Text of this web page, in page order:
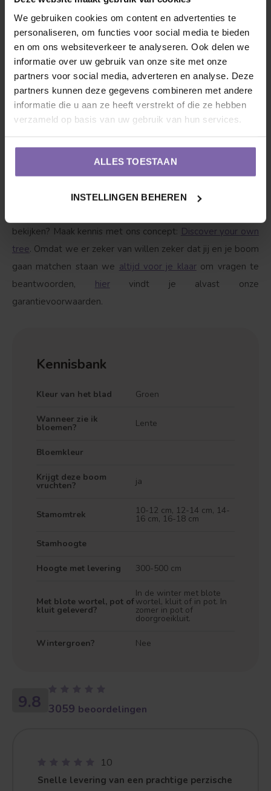
We gebruiken cookies om content en advertenties te
personaliseren, om functies voor social media te bieden
en om ons websiteverkeer te analyseren. Ook delen we
informatie over uw gebruik van onze site met onze
partners voor social media, adverteren en analyse. Deze
partners kunnen deze gegevens combineren met andere
informatie die u aan ze heeft verstrekt of die ze hebben
verzameld op basis van uw gebruik van hun services.
ALLES TOESTAAN
INSTELLINGEN BEHEREN
dat de witte berk water krijgt, maar wel pas zodra onze
vriend bladeren begint te krijgen. Met 1 tot 2 emmers
water per week wordt hij blij, als het boven de 25 graden
wordt drinkt hij graag tussen de 3-4 emmers water per
week. Boven 35 graden elke dag minimaal 1 emmer water
in de avond.
Goed om te weten
Bekijk hieronder de accessoires waar de Witte berk |
Betula utilis Doornbos blij van wordt. Wij zorgen voor een
veilig transport voor jouw boom, zodat deze niet
bekijken? Maak kennis met ons concept: Discover your own
tree. Omdat we er zeker van willen zeker dat jij en je boom
gaan matchen staan we altijd voor je klaarom vragen te
beantwoorden, hiervindt je alvast onze
garantievoorwaarden.
Kennisbank
Kleur van het blad Groen
Wanneer zie ik
bloemen? Lente
Bloemkleur
Krijgt deze boom
vruchten? ja
Stamomtrek 10-12 cm, 12-14 cm, 14-
16 cm, 16-18 cm
Stamhoogte
Hoogte met levering 300-500 cm
Met blote wortel, pot of
kluit geleverd?
In de winter met blote
wortel, kluit of in pot. In
zomer in pot of
doorgroeikluit.
Wintergroen? Nee
9.8 3059 beoordelingen
10
Snelle levering van een prachtige perzische